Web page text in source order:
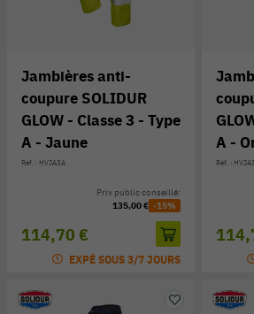
Jambières anti-
coupure SOLIDUR
GLOW - Classe 3 - Type
A - Jaune
Réf. : HVJA3A
114,70 €
Prix public conseillé:
135,00 € -15%
EXPÉ SOUS 3/7 JOURS
A -
Réf. :